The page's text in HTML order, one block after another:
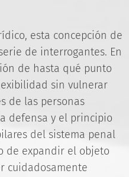
esta concepción de
de interrogantes. En
de hasta qué punto
sin vulnerar
de las personas
defensa y el principio
del sistema penal
de expandir el objeto
cuidadosamente